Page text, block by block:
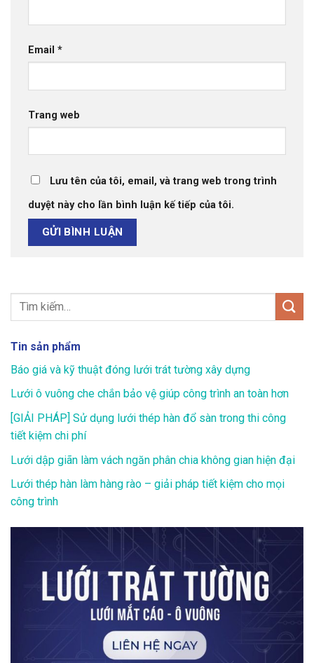
Email *
Trang web
Lưu tên của tôi, email, và trang web trong trình
duyệt này cho lần bình luận kế tiếp của tôi.
Tin sản phẩm
Báo giá và kỹ thuật đóng lưới trát tường xây dựng
Lưới ô vuông che chắn bảo vệ giúp công trình an toàn hơn
[GIẢI PHÁP] Sử dụng lưới thép hàn đổ sàn trong thi công
tiết kiệm chi phí
Lưới dập giãn làm vách ngăn phân chia không gian hiện đại
Lưới thép hàn làm hàng rào – giải pháp tiết kiệm cho mọi
công trình